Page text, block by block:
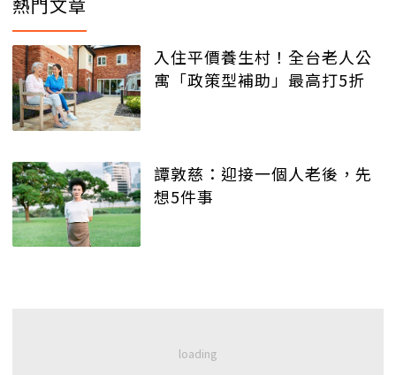
入住平價養生村！全台老人公
寓「政策型補助」最高打5折
譚敦慈：迎接一個人老後，先
想5件事